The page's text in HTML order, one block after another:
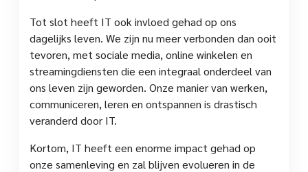
Tot slot heeft IT ook invloed gehad op ons
dagelijks leven. We zijn nu meer verbonden dan ooit
tevoren, met sociale media, online winkelen en
streamingdiensten die een integraal onderdeel van
ons leven zijn geworden. Onze manier van werken,
communiceren, leren en ontspannen is drastisch
veranderd door IT.
Kortom, IT heeft een enorme impact gehad op
onze samenleving en zal blijven evolueren in de